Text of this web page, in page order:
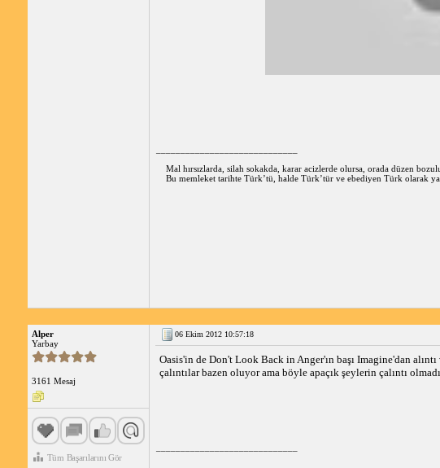
Mal hırsızlarda, silah sokakda, karar acizlerde olursa, orada düzen
Bu memleket tarihte Türk’tü, halde Türk’tür ve ebediyen Türk olarak
Alper
Yarbay
3161 Mesaj
Tüm Başarılarını Gör
06 Ekim 2012 10:57:18
Oasis'in de Don't Look Back in Anger'ın başı Imagine'dan
çalıntılar bazen oluyor ama böyle apaçık şeylerin çalıntı